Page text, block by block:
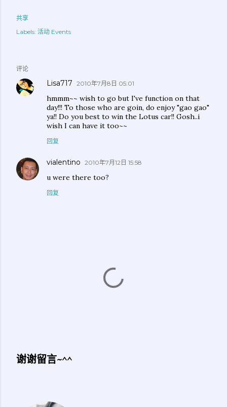
共享
Labels: 活动 Events
评论
Lisa717 2010年7月8日 05:01
hmmm~~ wish to go but I've function on that
day!!! To those who are goin, do enjoy "gao gao"
ya!! Do you best to win the Lotus car!! Gosh..i
wish I can have it too~~
回复
vialentino 2010年7月12日 15:58
u were there too?
回复
谢谢留言~^^